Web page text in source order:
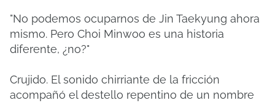
"No podemos ocuparnos de Jin Taekyung ahora
mismo. Pero Choi Minwoo es una historia
diferente, ¿no?"
Crujido. El sonido chirriante de la fricción
acompañó el destello repentino de un nombre